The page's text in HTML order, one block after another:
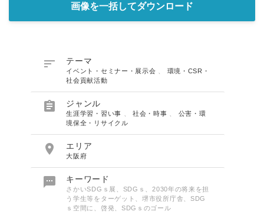
画像を一括してダウンロード
 テーマ
イベント・セミナー・展示会 、 環境・CSR・
社会貢献活動
 ジャンル
生涯学習・習い事 、社会・時事 、 公害・環
境保全・リサイクル
 エリア
大阪府
 キーワード
さかいSDGｓ展、SDGｓ、2030年の将来を担
う学生等をターゲット、堺市役所庁舎、SDG
ｓ空間に、啓発、SDGｓのゴール